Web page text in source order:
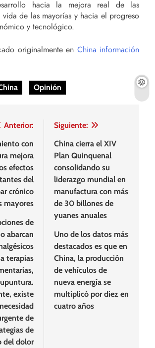
hacia la mejora real de las
de las mayorías y hacia el progreso
y tecnológico.
originalmente en China información
Opinión
Anterior:
con
mejora
efectos
del
crónico
mayores
de
abarcan
terapias
existe
de
de
del dolor
Siguiente:
China cierra el XIV
Plan Quinquenal
consolidando su
liderazgo mundial en
manufactura con más
de 30 billones de
yuanes anuales
Uno de los datos más
destacados es que en
China, la producción
de vehículos de
nueva energía se
multiplicó por diez en
cuatro años